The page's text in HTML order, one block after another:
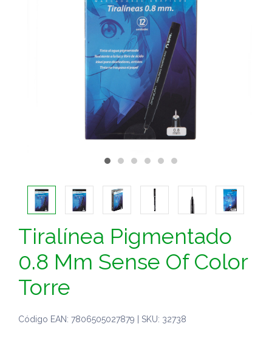
Tiralínea Pigmentado
0.8 Mm Sense Of Color
Torre
Código EAN: 7806505027879 | SKU: 32738